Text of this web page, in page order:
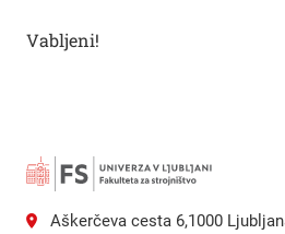
Vabljeni!
Aškerčeva cesta 6,1000